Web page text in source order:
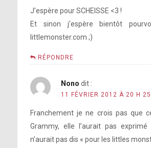
J’espère pour SCHEISSE <3 !
Et sinon j'espère bientôt
littlemonster.com ;)
RÉPONDRE
Nono dit :
11 FÉVRIER 2012 À 20 H 25
Franchement je ne crois pas que
Grammy, elle l’aurait pas
n’aurait pas dis « pour les littles